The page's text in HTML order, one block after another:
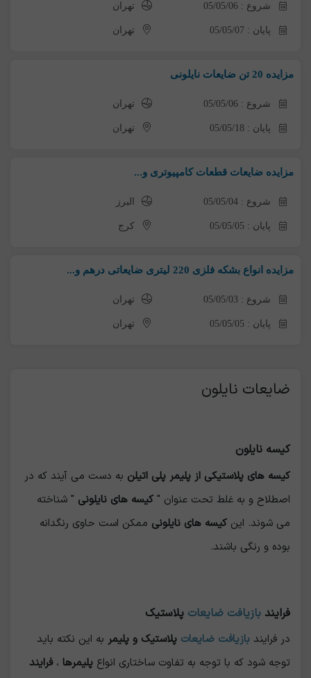
شروع : 05/05/06 تهران
پایان : 05/05/07 تهران
مزایده 20 تن ضایعات نایلونی
شروع : 05/05/06 تهران
پایان : 05/05/18 تهران
مزایده ضایعات قطعات کامپیوتری و...
شروع : 05/05/04 البرز
پایان : 05/05/05 کرج
مزایده انواع بشکه فلزی 220 لیتری ضایعاتی درهم و...
شروع : 05/05/03 تهران
پایان : 05/05/05 تهران
ضایعات نایلون
کیسه نایلون
کیسه های پلاستیکی از پلیمر پلی اتیلن به دست می آیند که در
اصطلاح و به غلط تحت عنوان " کیسه های نایلونی " شناخته
می شوند. این کیسه های نایلونی ممکن است حاوی رنگدانه
بوده و رنگی باشند.
فرایند بازیافت ضایعات پلاستیک
در فرایند بازیافت ضایعات پلاستیک و پلیمر به این نکته باید
توجه شود که با توجه به تفاوت ساختاری انواع پلیمرها ،فرایند